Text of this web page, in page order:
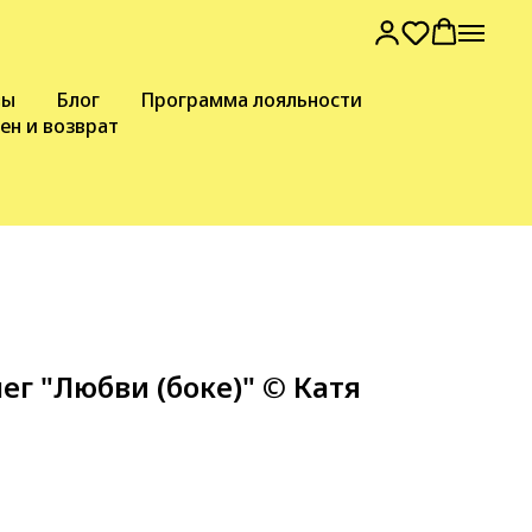
Блог
Программа лояльности
и возврат
"Любви (боке)" © Катя